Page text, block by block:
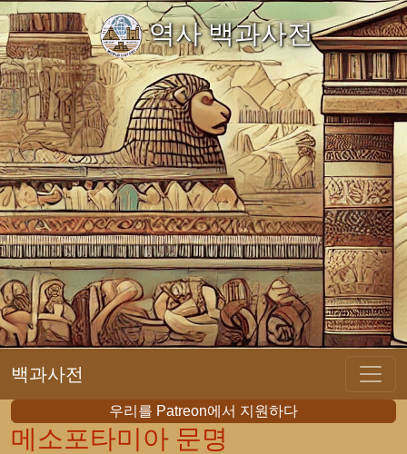
역사 백과사전
백과사전
우리를 Patreon에서 지원하다
메소포타미아 문명